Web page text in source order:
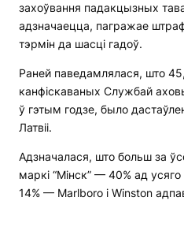
захоўвання падакцызных
адзначаецца, пагражае
тэрмін да шасці гадоў.
Раней паведамлялася, што
канфіскаваных Службай
ў гэтым годзе, было
Латвіі.
Адзначалася, што больш за
маркі “Мінск” — 40% ад
14% — Marlboro і Winston